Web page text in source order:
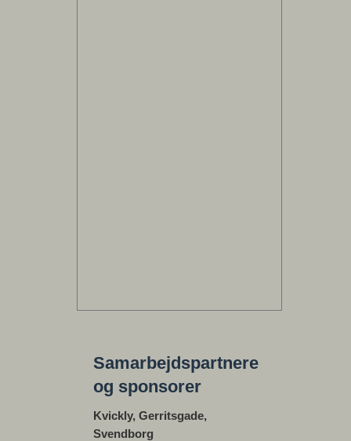
Samarbejdspartnere
og sponsorer
Kvickly, Gerritsgade,
Svendborg